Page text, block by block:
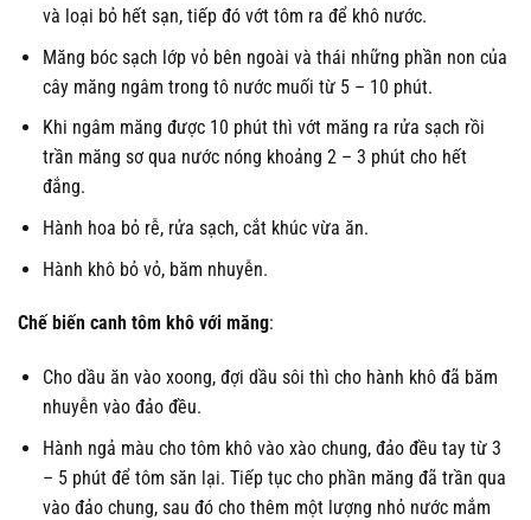
và loại bỏ hết sạn, tiếp đó vớt tôm ra để khô nước.
Măng bóc sạch lớp vỏ bên ngoài và thái những phần non của
cây măng ngâm trong tô nước muối từ 5 – 10 phút.
Khi ngâm măng được 10 phút thì vớt măng ra rửa sạch rồi
trần măng sơ qua nước nóng khoảng 2 – 3 phút cho hết
đắng.
Hành hoa bỏ rễ, rửa sạch, cắt khúc vừa ăn.
Hành khô bỏ vỏ, băm nhuyễn.
Chế biến canh tôm khô với măng:
Cho dầu ăn vào xoong, đợi dầu sôi thì cho hành khô đã băm
nhuyễn vào đảo đều.
Hành ngả màu cho tôm khô vào xào chung, đảo đều tay từ 3
– 5 phút để tôm săn lại. Tiếp tục cho phần măng đã trần qua
vào đảo chung, sau đó cho thêm một lượng nhỏ nước mắm